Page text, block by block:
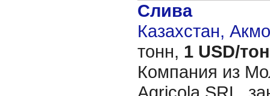
Слива
Казахстан,
тонн, 1 USD/
Компания из